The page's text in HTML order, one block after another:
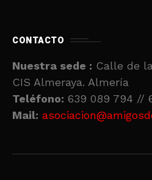
CONTACTO
Nuestra sede : Calle de
CIS Almeraya. Almería
Teléfono: 639 089 794 //
Mail: